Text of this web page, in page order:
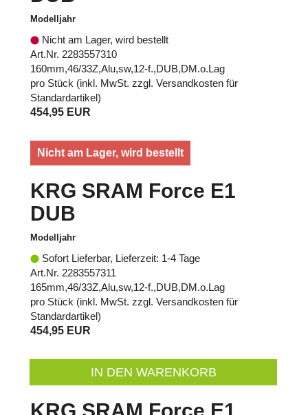
Modelljahr
Nicht am Lager, wird bestellt
Art.Nr. 2283557310
160mm,46/33Z,Alu,sw,12-f.,DUB,DM.o.Lag
pro Stück (inkl. MwSt. zzgl. Versandkosten für
Standardartikel)
454,95 EUR
Nicht am Lager, wird bestellt
KRG SRAM Force E1
DUB
Modelljahr
Sofort Lieferbar, Lieferzeit: 1-4 Tage
Art.Nr. 2283557311
165mm,46/33Z,Alu,sw,12-f.,DUB,DM.o.Lag
pro Stück (inkl. MwSt. zzgl. Versandkosten für
Standardartikel)
454,95 EUR
IN DEN WARENKORB
KRG SRAM Force E1